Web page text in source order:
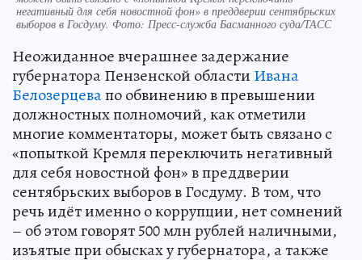
негативный для себя новостной фон» в преддверии сентябрьских
выборов в Госдуму. Фото: Пресс-служба Басманного суда/ТАСС
Неожиданное вчерашнее задержание
губернатора Пензенской области Ивана
Белозерцевапо обвинению в превышении
должностных полномочий, как отметили
многие комментаторы, может быть связано с
«попыткой Кремля переключить негативный
для себя новостной фон» в преддверии
сентябрьских выборов в Госдуму. В том, что
речь идёт именно о коррупции, нет сомнений
– об этом говорят 500 млн рублей наличными,
изъятые при обысках у губернатора, а также